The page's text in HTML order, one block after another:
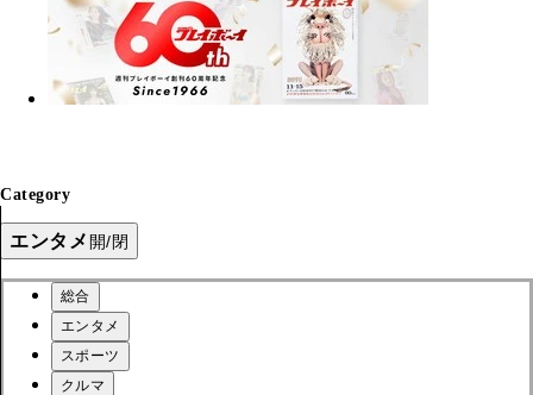
Category
エンタメ開/閉
総合
エンタメ
スポーツ
クルマ